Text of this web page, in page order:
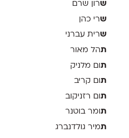
שרון שרם
שרי כהן
שרית עברני
תהל מאור
תום מלניק
ת ום קריב
ת ום רזניקוב
תומר בוטנר
תמיר גולדנברג